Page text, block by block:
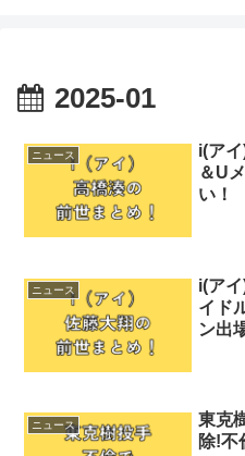
2025-01
ニュース
i(ア
＆U
い！
ニュース
i(ア
イド
ン出
ニュース
東克
除!不